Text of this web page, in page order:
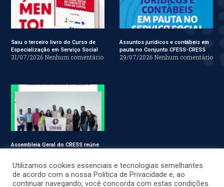
Saiu o terceiro livro do Curso de
Especialização em Serviço Social
31/07/2026 Nenhum comentário
Assuntos jurídicos e contábeis em
pauta no Conjunto CFESS-CRESS
29/07/2026 Nenhum comentário
Assembleia Geral do CRESS reúne
Utilizamos cookies essenciais e tecnologias semelhantes
de acordo com a nossa Política de Privacidade e, ao
continuar navegando, você concorda com estas condições.